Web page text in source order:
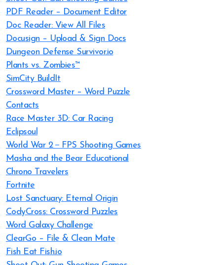
PDF Reader – Document Editor
Doc Reader: View All Files
Docusign – Upload & Sign Docs
Dungeon Defense Survivor.io
Plants vs. Zombies™
SimCity BuildIt
Crossword Master – Word Puzzle
Contacts
Race Master 3D: Car Racing
Eclipsoul
World War 2－FPS Shooting Games
Masha and the Bear Educational
Chrono Travelers
Fortnite
Lost Sanctuary: Eternal Origin
CodyCross: Crossword Puzzles
Word Galaxy Challenge
ClearGo – File & Clean Mate
Fish Eat Fish.io